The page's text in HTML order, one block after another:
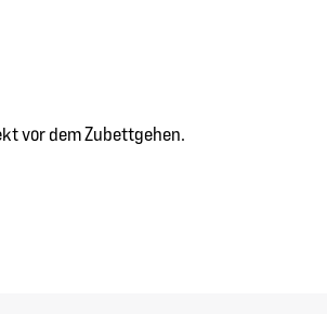
vor dem Zubettgehen.